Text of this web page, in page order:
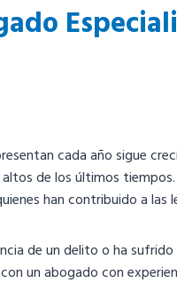
cada año sigue
de los últimos
han contribuido a las
de un delito o ha
un abogado con